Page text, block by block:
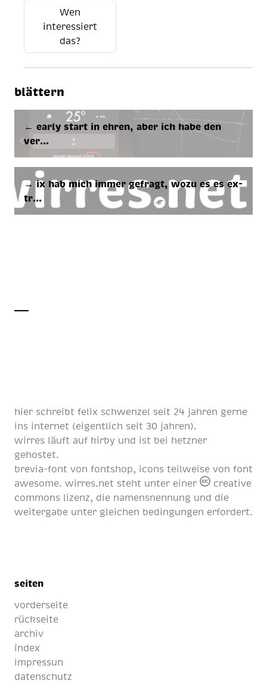
Wen
interessiert
das?
blättern
← ear­ly start in eh­ren, aber ich habe den
ver…
→ ix hab mich im­mer ge­fragt, wozu es es ex­
tr…
hier schreibt felix schwenzel seit 24 jahren gerne
ins internet (eigentlich seit 30 jahren).
wirres läuft auf kirby und ist bei hetzner
gehostet.
brevia-font von fontshop, icons teilweise von font
awesome. wirres.net steht unter einer
creative
commons lizenz, die namensnennung und die
weitergabe unter gleichen bedingungen erfordert.
seiten
vorderseite
rückseite
archiv
index
impressun
datenschutz